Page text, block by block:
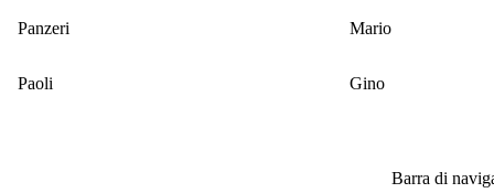
Panzeri Mario
Paoli Gino
Barra di